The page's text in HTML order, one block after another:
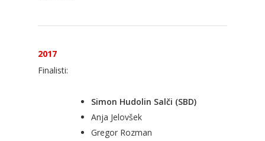
2017
Finalisti:
Simon Hudolin Salči (SBD)
Anja Jelovšek
Gregor Rozman